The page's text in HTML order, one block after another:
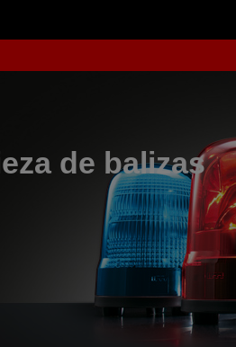
de balizas